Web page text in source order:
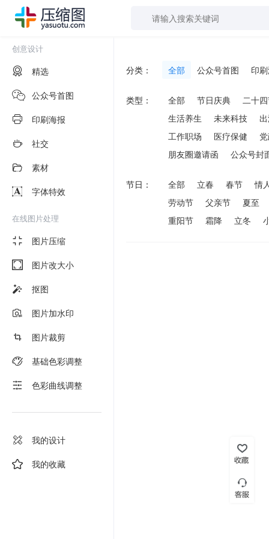
创意设计
精选
公众号首图
印刷海报
社交
素材
字体特效
在线图片处理
图片压缩
图片改大小
抠图
图片加水印
图片裁剪
基础色彩调整
色彩曲线调整
我的设计
我的收藏
分类： 全部 公众号首图 印
类型： 全部 节日庆典
二十
生活养生
未来科技
工作职场
医疗保健
朋友圈邀请函
公众号封
节日： 全部 立春 春节
情
劳动节
父亲节
夏至
重阳节
霜降 立冬